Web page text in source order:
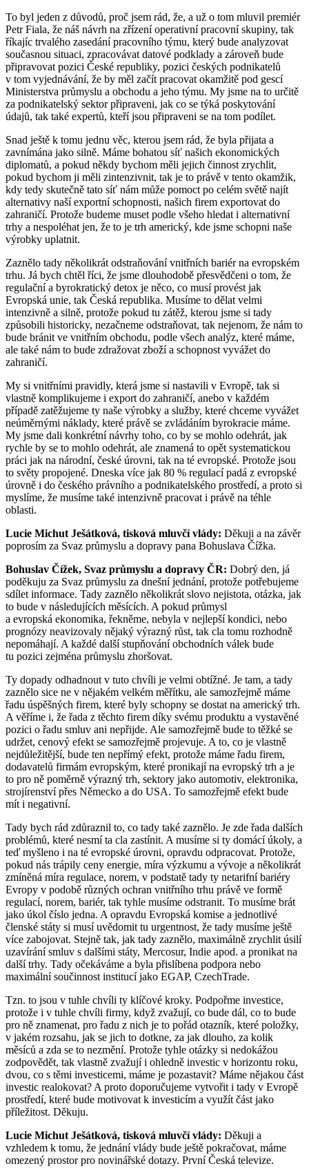
To byl jeden z důvodů, proč jsem rád, že, a už o tom mluvil premiér
Petr Fiala, že náš návrh na zřízení operativní pracovní skupiny, tak
říkajíc trvalého zasedání pracovního týmu, který bude analyzovat
současnou situaci, zpracovávat datové podklady a zároveň bude
připravovat pozici České republiky, pozici českých podnikatelů
v tom vyjednávání, že by měl začít pracovat okamžitě pod gescí
Ministerstva průmyslu a obchodu a jeho týmu. My jsme na to určitě
za podnikatelský sektor připraveni, jak co se týká poskytování
údajů, tak také expertů, kteří jsou připraveni se na tom podílet.
Snad ještě k tomu jednu věc, kterou jsem rád, že byla přijata a
zavnímána jako silně. Máme bohatou síť našich ekonomických
diplomatů, a pokud někdy bychom měli jejich činnost zrychlit,
pokud bychom ji měli zintenzivnit, tak je to právě v tento okamžik,
kdy tedy skutečně tato síť nám může pomoct po celém světě najít
alternativy naší exportní schopnosti, našich firem exportovat do
zahraničí. Protože budeme muset podle všeho hledat i alternativní
trhy a nespoléhat jen, že to je trh americký, kde jsme schopni naše
výrobky uplatnit.
Zaznělo tady několikrát odstraňování vnitřních bariér na evropském
trhu. Já bych chtěl říci, že jsme dlouhodobě přesvědčeni o tom, že
regulační a byrokratický detox je něco, co musí provést jak
Evropská unie, tak Česká republika. Musíme to dělat velmi
intenzivně a silně, protože pokud tu zátěž, kterou jsme si tady
způsobili historicky, nezačneme odstraňovat, tak nejenom, že nám to
bude bránit ve vnitřním obchodu, podle všech analýz, které máme,
ale také nám to bude zdražovat zboží a schopnost vyvážet do
zahraničí.
My si vnitřními pravidly, která jsme si nastavili v Evropě, tak si
vlastně komplikujeme i export do zahraničí, anebo v každém
případě zatěžujeme ty naše výrobky a služby, které chceme vyvážet
neúměrnými náklady, které právě se zvládáním byrokracie máme.
My jsme dali konkrétní návrhy toho, co by se mohlo odehrát, jak
rychle by se to mohlo odehrát, ale znamená to opět systematickou
práci jak na národní, české úrovni, tak na té evropské. Protože jsou
to světy propojené. Dneska více jak 80 % regulací padá z evropské
úrovně i do českého právního a podnikatelského prostředí, a proto si
myslíme, že musíme také intenzivně pracovat i právě na téhle
oblasti.
Lucie Michut Ješátková, tisková mluvčí vlády: Děkuji a na závěr
poprosím za Svaz průmyslu a dopravy pana Bohuslava Čížka.
Bohuslav Čížek, Svaz průmyslu a dopravy ČR: Dobrý den, já
poděkuju za Svaz průmyslu za dnešní jednání, protože potřebujeme
sdílet informace. Tady zaznělo několikrát slovo nejistota, otázka, jak
to bude v následujících měsících. A pokud průmysl
a evropská ekonomika, řekněme, nebyla v nejlepší kondici, nebo
prognózy neavizovaly nějaký výrazný růst, tak cla tomu rozhodně
nepomáhají. A každé další stupňování obchodních válek bude
tu pozici zejména průmyslu zhoršovat.
Ty dopady odhadnout v tuto chvíli je velmi obtížné. Je tam, a tady
zaznělo sice ne v nějakém velkém měřítku, ale samozřejmě máme
řadu úspěšných firem, které byly schopny se dostat na americký trh.
A věříme i, že řada z těchto firem díky svému produktu a vystavěné
pozici o řadu smluv ani nepřijde. Ale samozřejmě bude to těžké se
udržet, cenový efekt se samozřejmě projevuje. A to, co je vlastně
nejdůležitější, bude ten nepřímý efekt, protože máme řadu firem,
dodavatelů firmám evropským, které pronikají na evropský trh a je
to pro ně poměrně výrazný trh, sektory jako automotiv, elektronika,
strojírenství přes Německo a do USA. To samozřejmě efekt bude
mít i negativní.
Tady bych rád zdůraznil to, co tady také zaznělo. Je zde řada dalších
problémů, které nesmí ta cla zastínit. A musíme si ty domácí úkoly, a
teď myšleno i na té evropské úrovni, opravdu odpracovat. Protože,
pokud nás trápily ceny energie, míra výzkumu a vývoje a několikrát
zmíněná míra regulace, norem, v podstatě tady ty netarifní bariéry
Evropy v podobě různých ochran vnitřního trhu právě ve formě
regulací, norem, bariér, tak tyhle musíme odstranit. To musíme brát
jako úkol číslo jedna. A opravdu Evropská komise a jednotlivé
členské státy si musí uvědomit tu urgentnost, že tady musíme ještě
více zabojovat. Stejně tak, jak tady zaznělo, maximálně zrychlit úsilí
uzavírání smluv s dalšími státy, Mercosur, Indie apod. a pronikat na
další trhy. Tady očekáváme a byla přislíbena podpora nebo
maximální součinnost institucí jako EGAP, CzechTrade.
Tzn. to jsou v tuhle chvíli ty klíčové kroky. Podpořme investice,
protože i v tuhle chvíli firmy, když zvažují, co bude dál, co to bude
pro ně znamenat, pro řadu z nich je to pořád otazník, které položky,
v jakém rozsahu, jak se jich to dotkne, za jak dlouho, za kolik
měsíců a zda se to nezmění. Protože tyhle otázky si nedokážou
zodpovědět, tak vlastně zvažují i ohledně investic v horizontu roku,
dvou, co s těmi investicemi, máme je pozastavit? Máme nějakou část
investic realokovat? A proto doporučujeme vytvořit i tady v Evropě
prostředí, které bude motivovat k investicím a využít část jako
příležitost. Děkuju.
Lucie Michut Ješátková, tisková mluvčí vlády: Děkuji a
vzhledem k tomu, že jednání vlády bude ještě pokračovat, máme
omezený prostor pro novinářské dotazy. První Česká televize.